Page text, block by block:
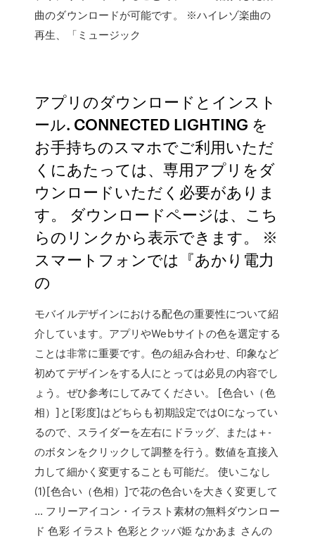
曲のダウンロードが可能です。 ※ハイレゾ楽曲の
再生、「ミュージック
アプリのダウンロードとインスト
ール. CONNECTED LIGHTING を
お手持ちのスマホでご利用いただ
くにあたっては、専用アプリをダ
ウンロードいただく必要がありま
す。 ダウンロードページは、こち
らのリンクから表示できます。 ※
スマートフォンでは『あかり電力
の
モバイルデザインにおける配色の重要性について紹
介しています。アプリやWebサイトの色を選定する
ことは非常に重要です。色の組み合わせ、印象など
初めてデザインをする人にとっては必見の内容でし
ょう。ぜひ参考にしてみてください。 [色合い（色
相）]と[彩度]はどちらも初期設定では0になってい
るので、スライダーを左右にドラッグ、または＋-
のボタンをクリックして調整を行う。数値を直接入
力して細かく変更することも可能だ。 使いこなし
(1)[色合い（色相）]で花の色合いを大きく変更して
… フリーアイコン・イラスト素材の無料ダウンロー
ド 色彩 イラスト 色彩とクッパ姫 なかあま さんの